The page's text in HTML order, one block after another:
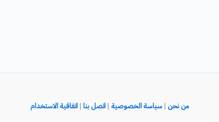
من نحن |سياسة الخصوصية |اتصل بنا |اتفاقية الاستخدام